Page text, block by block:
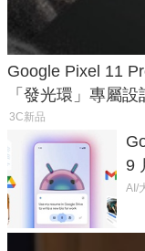
Google Pixel 11
「發光環」專屬
3C新品
9
AI/